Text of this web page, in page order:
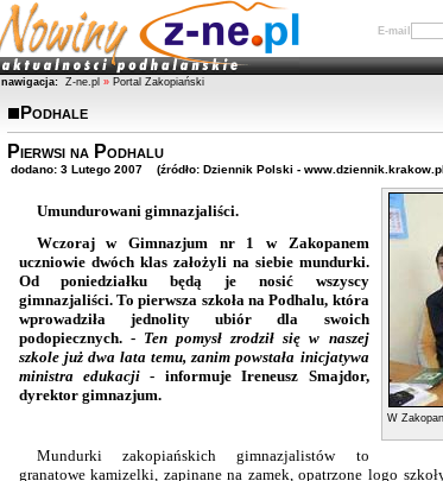
E-mail
nawigacja: Z-ne.pl » Portal Zakopiański
Podhale
Pierwsi na Podhalu
dodano: 3 Lutego 2007 (źródło: Dziennik Polski -
W
Umundurowani gimnazjaliści.
Wczoraj w Gimnazjum nr 1 w Zakopanem
uczniowie dwóch klas założyli na siebie mundurki.
Od poniedziałku będą je nosić wszyscy
gimnazjaliści. To pierwsza szkoła na Podhalu, która
wprowadziła jednolity ubiór dla swoich
podopiecznych. - Ten pomysł zrodził się w naszej
szkole już dwa lata temu, zanim powstała inicjatywa
ministra edukacji- informuje Ireneusz Smajdor,
dyrektor gimnazjum.
Mundurki zakopiańskich gimnazjalistów to
granatowe kamizelki, zapinane na zamek, opatrzone logo